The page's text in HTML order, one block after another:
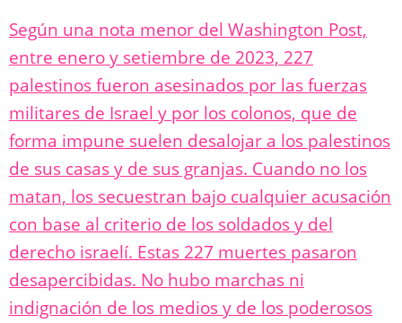
Según una nota menor del Washington Post,
entre enero y setiembre de 2023, 227
palestinos fueron asesinados por las fuerzas
militares de Israel y por los colonos, que de
forma impune suelen desalojar a los palestinos
de sus casas y de sus granjas. Cuando no los
matan, los secuestran bajo cualquier acusación
con base al criterio de los soldados y del
derecho israelí. Estas 227 muertes pasaron
desapercibidas. No hubo marchas ni
indignación de los medios y de los poderosos